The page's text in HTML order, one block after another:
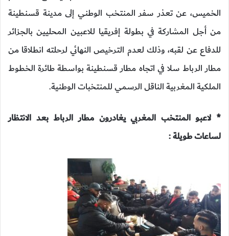
الخميس، عن تعذر سفر المنتخب الوطني إلى مدينة قسنطينة
من أجل المشاركة في بطولة إفريقيا للاعبين المحليين بالجزائر
للدفاع عن لقبه، وذلك لعدم الترخيص النهائي لرحلته انطلاقا من
مطار الرباط سلا في اتجاه مطار قسنطينة بواسطة طائرة الخطوط
الملكية المغربية الناقل الرسمي للمنتخبات الوطنية.
* لاعبو المنتخب المغربي يغادرون مطار الرباط بعد الانتظار
لساعات طويلة :